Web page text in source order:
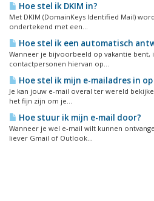
Hoe stel ik DKIM in?
Met DKIM (DomainKeys Identified Mail)
ondertekend met een...
Hoe stel ik een automatisch
Wanneer je bijvoorbeeld op vakantie bent,
contactpersonen hiervan op...
Hoe stel ik mijn e-mailadres in
Je kan jouw e-mail overal ter wereld
het fijn zijn om je...
Hoe stuur ik mijn e-mail door?
Wanneer je wel e-mail wilt kunnen
liever Gmail of Outlook...